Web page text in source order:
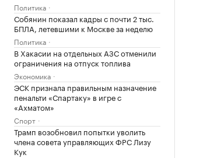
Политика
Собянин показал кадры с почти 2 тыс.
БПЛА, летевшими к Москве за неделю
Политика
В Хакасии на отдельных АЗС отменили
ограничения на отпуск топлива
Экономика
ЭСК признала правильным назначение
пенальти «Спартаку» в игре с
«Ахматом»
Спорт
Трамп возобновил попытки уволить
члена совета управляющих ФРС Лизу
Кук